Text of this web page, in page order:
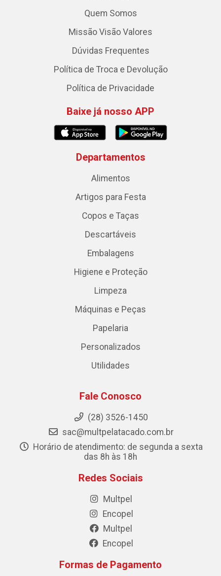
Quem Somos
Missão Visão Valores
Dúvidas Frequentes
Política de Troca e Devolução
Política de Privacidade
Baixe já nosso APP
Departamentos
Alimentos
Artigos para Festa
Copos e Taças
Descartáveis
Embalagens
Higiene e Proteção
Limpeza
Máquinas e Peças
Papelaria
Personalizados
Utilidades
Fale Conosco
(28) 3526-1450
sac@multpelatacado.com.br
Horário de atendimento: de segunda a sexta
das 8h às 18h
Redes Sociais
Multpel
Encopel
Multpel
Encopel
Formas de Pagamento